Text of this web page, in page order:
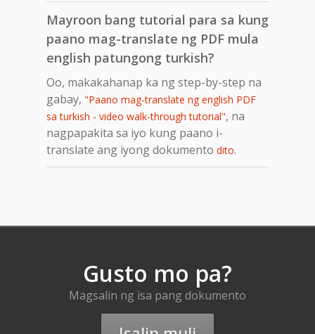
Mayroon bang tutorial para sa kung
paano mag-translate ng PDF mula
english patungong turkish?
Oo, makakahanap ka ng step-by-step na
gabay, "Paano mag-translate ng english PDF
sa turkish - video walk-through tutorial", na
nagpapakita sa iyo kung paano i-
translate ang iyong dokumento dito.
Gusto mo pa?
Magsalin ng isa pang dokumento